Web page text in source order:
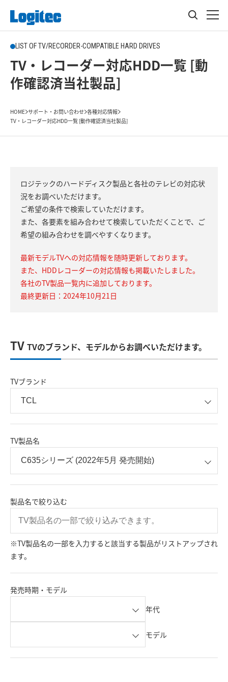
LIST OF TV/RECORDER-COMPATIBLE HARD DRIVES
TV・レコーダー対応HDD一覧 [動
作確認済当社製品]
HOME サポート・お問い合わせ 各種対応情報
TV・レコーダー対応HDD一覧 [動作確認済当社製品]
ロジテックのハードディスク製品と各社のテレビの対応状
況をお調べいただけます。
ご希望の条件で検索していただけます。
また、各要素を組み合わせて検索していただくことで、ご
希望の組み合わせを調べやすくなります。
最新モデルTVへの対応情報を随時更新しております。
また、HDDレコーダーの対応情報も掲載いたしました。
各社のTV製品一覧内に追加しております。
最終更新日：2024年10月21日
TV TVのブランド、モデルからお調べいただけます。
TVブランド
TV製品名
製品名で絞り込む
※TV製品名の一部を入力すると該当する製品がリストアップされ
ます。
発売時期・モデル
年代
モデル